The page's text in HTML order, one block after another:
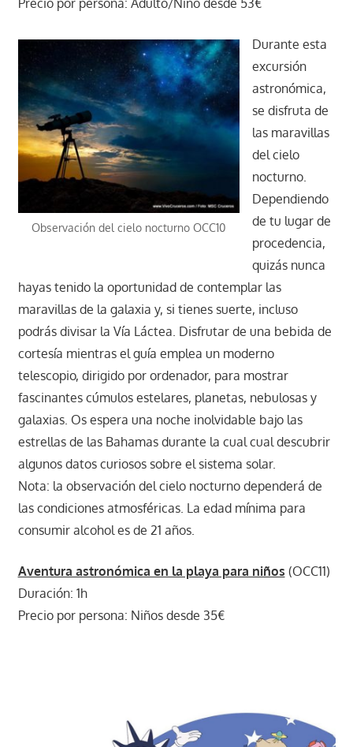
Precio por persona: Adulto/Niño desde 53€
Observación del cielo nocturno OCC10
Durante esta
excursión
astronómica,
se disfruta de
las maravillas
del cielo
nocturno.
Dependiendo
de tu lugar de
procedencia,
quizás nunca
hayas tenido la oportunidad de contemplar las
maravillas de la galaxia y, si tienes suerte, incluso
podrás divisar la Vía Láctea. Disfrutar de una bebida de
cortesía mientras el guía emplea un moderno
telescopio, dirigido por ordenador, para mostrar
fascinantes cúmulos estelares, planetas, nebulosas y
galaxias. Os espera una noche inolvidable bajo las
estrellas de las Bahamas durante la cual cual descubrir
algunos datos curiosos sobre el sistema solar.
Nota: la observación del cielo nocturno dependerá de
las condiciones atmosféricas. La edad mínima para
consumir alcohol es de 21 años.
Aventura astronómica en la playa para niños (OCC11)
Duración: 1h
Precio por persona: Niños desde 35€